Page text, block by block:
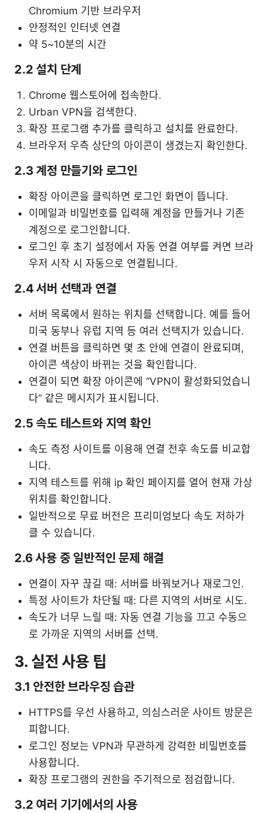
Chromium 기반 브라우저
안정적인 인터넷 연결
약 5~10분의 시간
2.2 설치 단계
Chrome 웹스토어에 접속한다.
Urban VPN을 검색한다.
확장 프로그램 추가를 클릭하고 설치를 완료한다.
브라우저 우측 상단의 아이콘이 생겼는지 확인한다.
2.3 계정 만들기와 로그인
확장 아이콘을 클릭하면 로그인 화면이 뜹니다.
이메일과 비밀번호를 입력해 계정을 만들거나 기존
계정으로 로그인합니다.
로그인 후 초기 설정에서 자동 연결 여부를 켜면 브라
우저 시작 시 자동으로 연결됩니다.
2.4 서버 선택과 연결
서버 목록에서 원하는 위치를 선택합니다. 예를 들어
미국 동부나 유럽 지역 등 여러 선택지가 있습니다.
연결 버튼을 클릭하면 몇 초 안에 연결이 완료되며,
아이콘 색상이 바뀌는 것을 확인합니다.
연결이 되면 확장 아이콘에 “VPN이 활성화되었습니
다” 같은 메시지가 표시됩니다.
2.5 속도 테스트와 지역 확인
속도 측정 사이트를 이용해 연결 전후 속도를 비교합
니다.
지역 테스트를 위해 ip 확인 페이지를 열어 현재 가상
위치를 확인합니다.
일반적으로 무료 버전은 프리미엄보다 속도 저하가
클 수 있습니다.
2.6 사용 중 일반적인 문제 해결
연결이 자꾸 끊길 때: 서버를 바꿔보거나 재로그인.
특정 사이트가 차단될 때: 다른 지역의 서버로 시도.
속도가 너무 느릴 때: 자동 연결 기능을 끄고 수동으
로 가까운 지역의 서버를 선택.
3. 실전 사용 팁
3.1 안전한 브라우징 습관
HTTPS를 우선 사용하고, 의심스러운 사이트 방문은
피합니다.
로그인 정보는 VPN과 무관하게 강력한 비밀번호를
사용합니다.
확장 프로그램의 권한을 주기적으로 점검합니다.
3.2 여러 기기에서의 사용